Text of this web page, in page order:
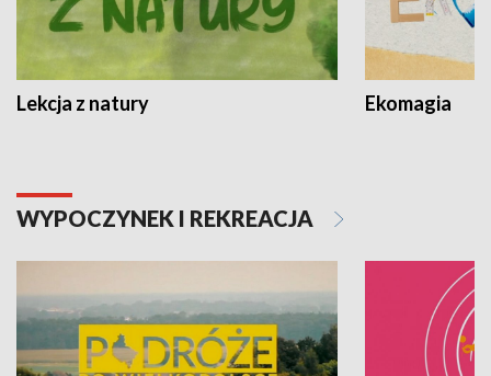
Lekcja z natury Ekomagia
WYPOCZYNEK I REKREACJA